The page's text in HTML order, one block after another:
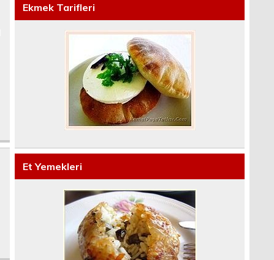
Ekmek Tarifleri
Et Yemekleri